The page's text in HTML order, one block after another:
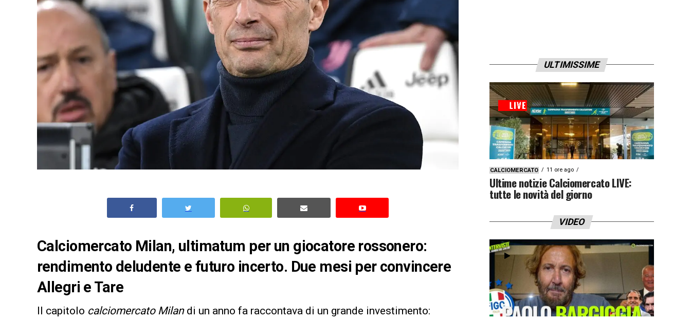
Calciomercato Milan, ultimatum per un giocatore rossonero:
rendimento deludente e futuro incerto. Due mesi per convincere
Allegri e Tare
Il capitolo calciomercato Milandi un anno fa raccontava di un grande investimento:
ULTIMISSIME
CALCIOMERCATO 11 ore ago
Ultime notizie Calciomercato LIVE:
tutte le novità del giorno
VIDEO